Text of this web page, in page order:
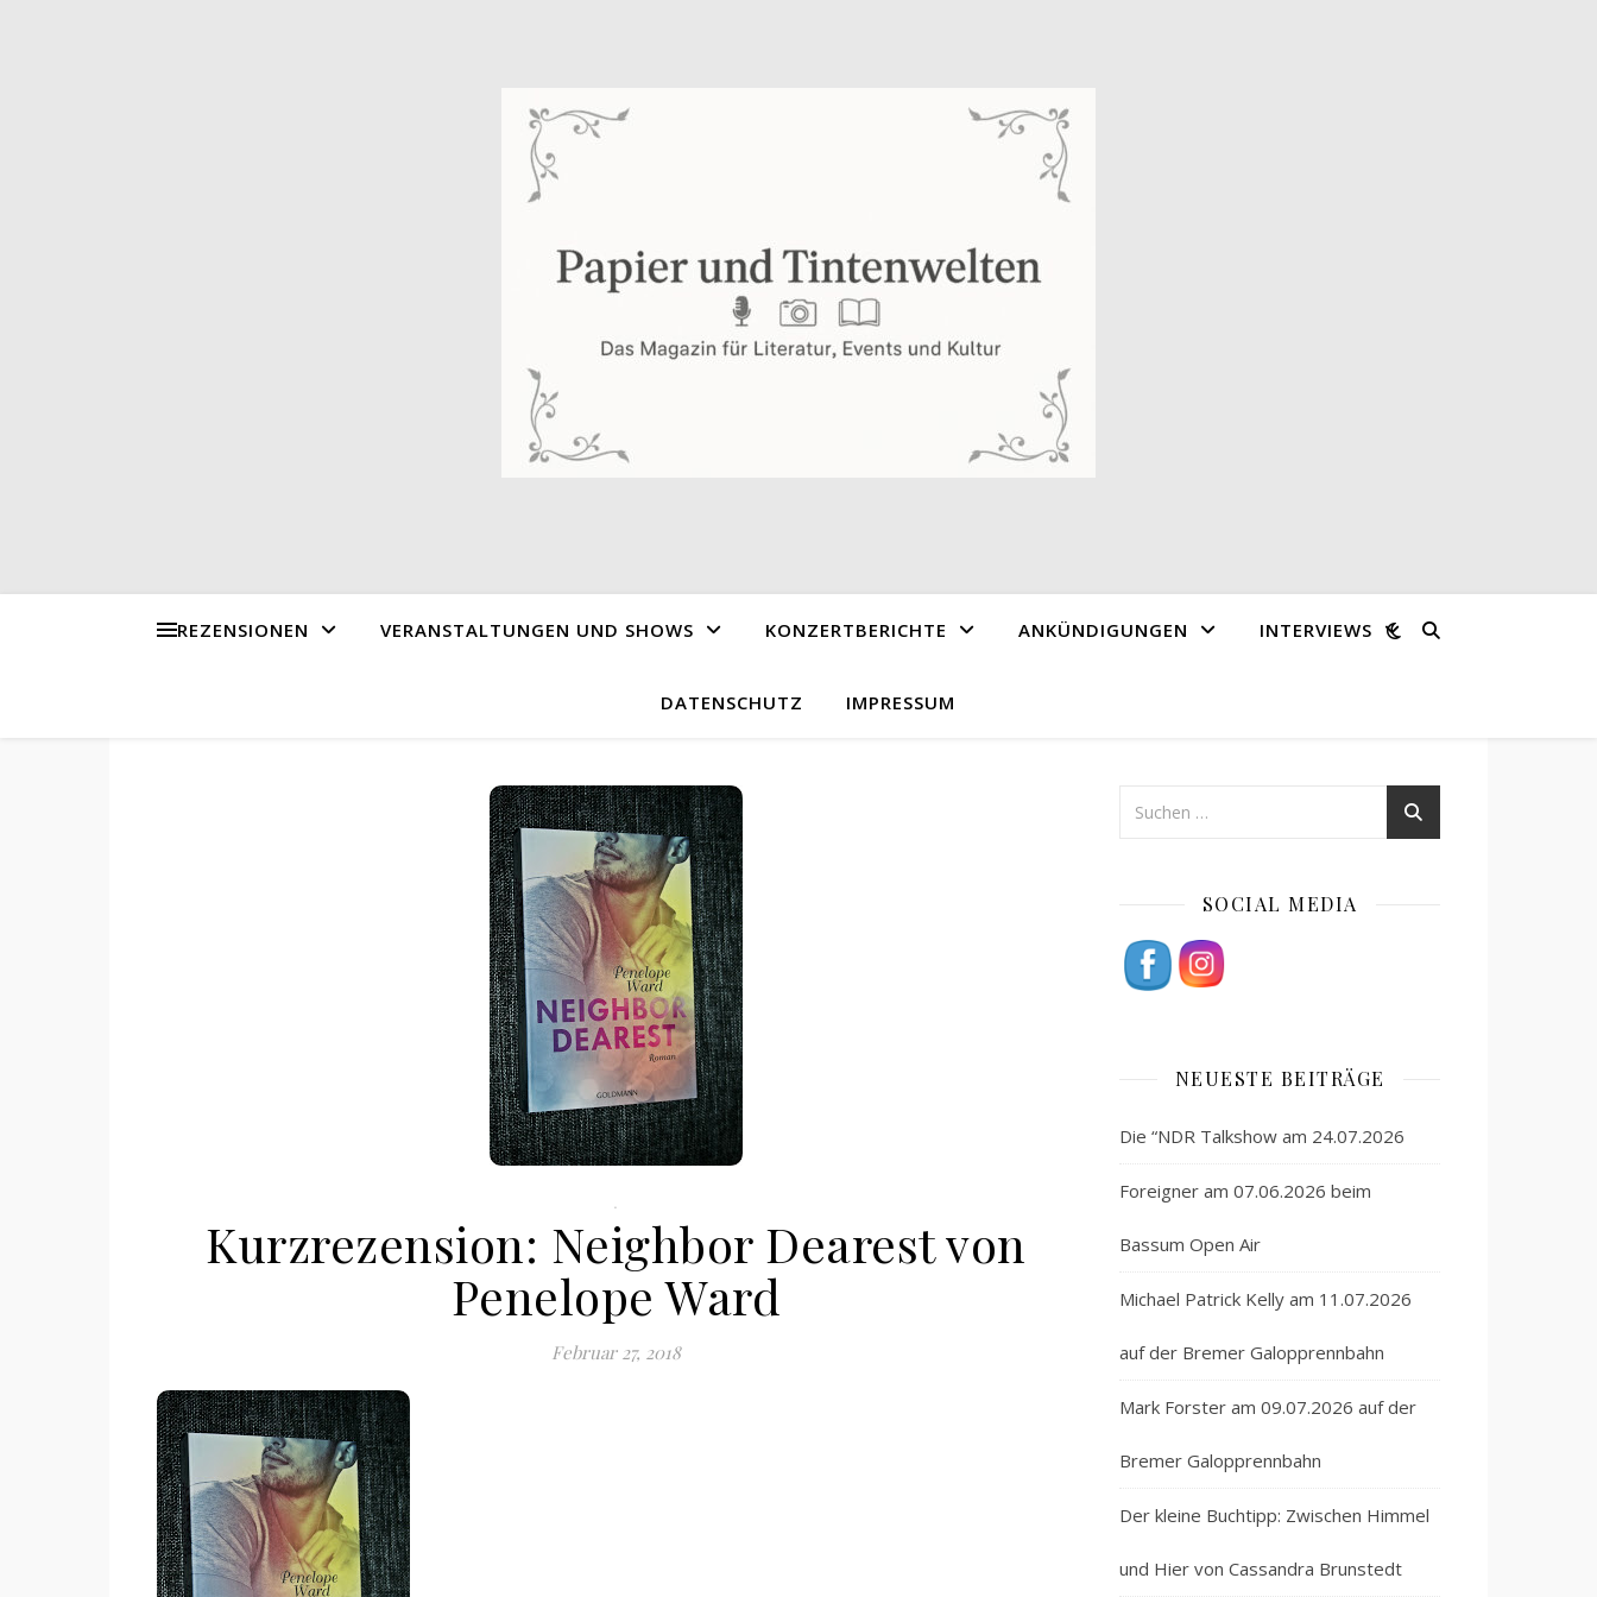
REZENSIONEN VERANSTALTUNGEN UND SHOWS KONZERTBERICHTE ANKÜNDIGUNGEN INTERVIEWS
DATENSCHUTZ IMPRESSUM
.
Kurzrezension: Neighbor Dearest von
Penelope Ward
Februar 27, 2018
SOCIAL MEDIA
NEUESTE BEITRÄGE
Die “NDR Talkshow am 24.07.2026
Foreigner am 07.06.2026 beim
Bassum Open Air
Michael Patrick Kelly am 11.07.2026
auf der Bremer Galopprennbahn
Mark Forster am 09.07.2026 auf der
Bremer Galopprennbahn
Der kleine Buchtipp: Zwischen Himmel
und Hier von Cassandra Brunstedt